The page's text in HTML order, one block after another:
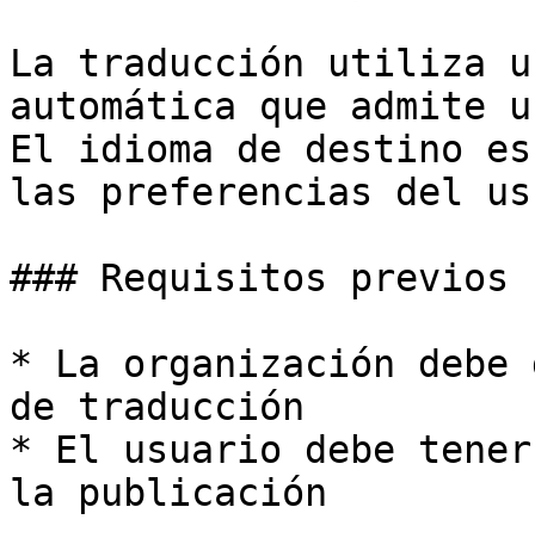
La traducción utiliza
automática que admite
El idioma de destino
las preferencias del
### Requisitos previos
* La organización
de traducción
* El usuario debe
la publicación